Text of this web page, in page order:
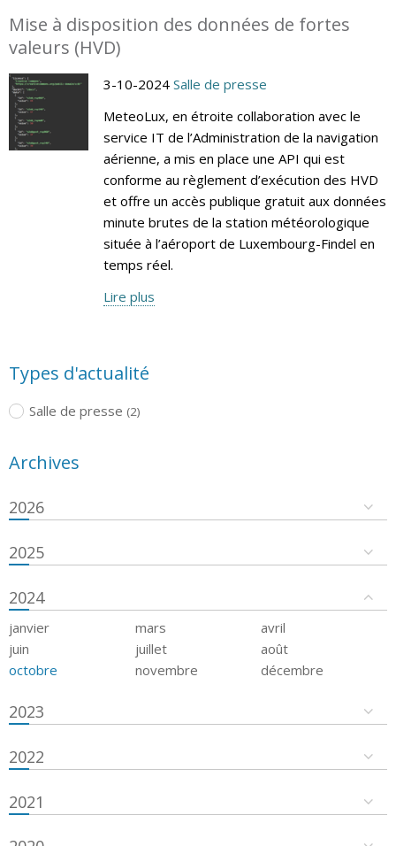
Mise à disposition des données de fortes
valeurs (HVD)
3-10-2024 Salle de presse
MeteoLux, en étroite collaboration avec le
service IT de l’Administration de la navigation
aérienne, a mis en place une API qui est
conforme au règlement d’exécution des HVD
et offre un accès publique gratuit aux données
minute brutes de la station météorologique
située à l’aéroport de Luxembourg-Findel en
temps réel.
Lire plus
Types d'actualité
Salle de presse (2)
Archives
2026
2025
2024
janvier mars
avril
juin
juillet
août
octobre
novembre décembre
2023
2022
2021